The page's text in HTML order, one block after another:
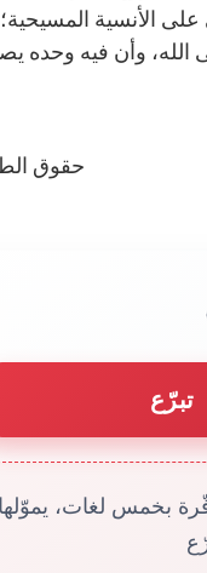
المسيحية؛
حقوق
تبرّع
بخمس لغات، يموّلها